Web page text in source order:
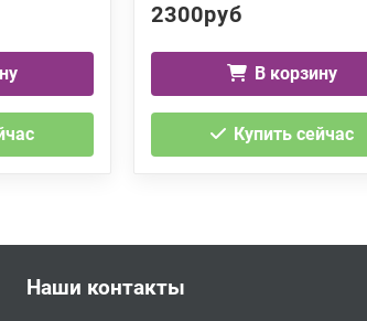
2300руб
В корзину
Купить сейчас
Наши контакты